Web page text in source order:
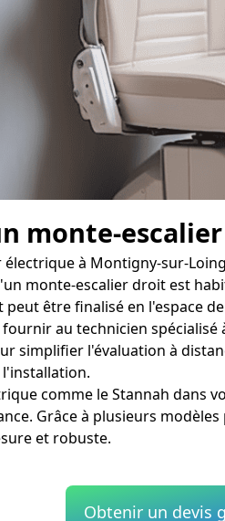
monte-
à Montigny-sur-
monte-escalier droit est
être finalisé en l'espace
au technicien
simplifier l'évaluation à
comme le Stannah dans
Grâce à plusieurs
et robuste.
Obtenir un devis